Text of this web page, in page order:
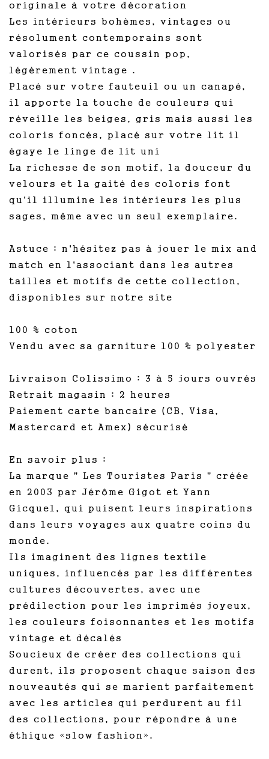
originale à votre décoration
Les intérieurs bohèmes, vintages ou
résolument contemporains sont
valorisés par ce coussin pop,
légèrement vintage .
Placé sur votre fauteuil ou un canapé,
il apporte la touche de couleurs qui
réveille les beiges, gris mais aussi les
coloris foncés, placé sur votre lit il
égaye le linge de lit uni
La richesse de son motif, la douceur du
velours et la gaité des coloris font
qu'il illumine les intérieurs les plus
sages, même avec un seul exemplaire.
Astuce : n'hésitez pas à jouer le mix and
match en l'associant dans les autres
tailles et motifs de cette collection,
disponibles sur notre site
100 % coton
Vendu avec sa garniture 100 % polyester
Livraison Colissimo : 3 à 5 jours ouvrés
Retrait magasin : 2 heures
Paiement carte bancaire (CB, Visa,
Mastercard et Amex) sécurisé
En savoir plus :
La marque " Les Touristes Paris " créée
en 2003 par Jérôme Gigot et Yann
Gicquel, qui puisent leurs inspirations
dans leurs voyages aux quatre coins du
monde.
Ils imaginent des lignes textile
uniques, influencés par les différentes
cultures découvertes, avec une
prédilection pour les imprimés joyeux,
les couleurs foisonnantes et les motifs
vintage et décalés
Soucieux de créer des collections qui
durent, ils proposent chaque saison des
nouveautés qui se marient parfaitement
avec les articles qui perdurent au fil
des collections, pour répondre à une
éthique «slow fashion».